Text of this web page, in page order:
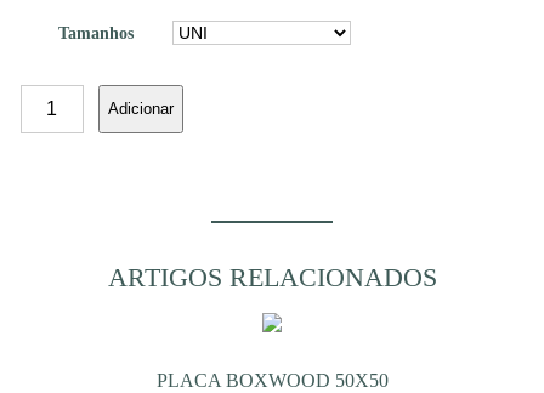
Tamanhos
Adicionar
ARTIGOS RELACIONADOS
PLACA BOXWOOD 50X50